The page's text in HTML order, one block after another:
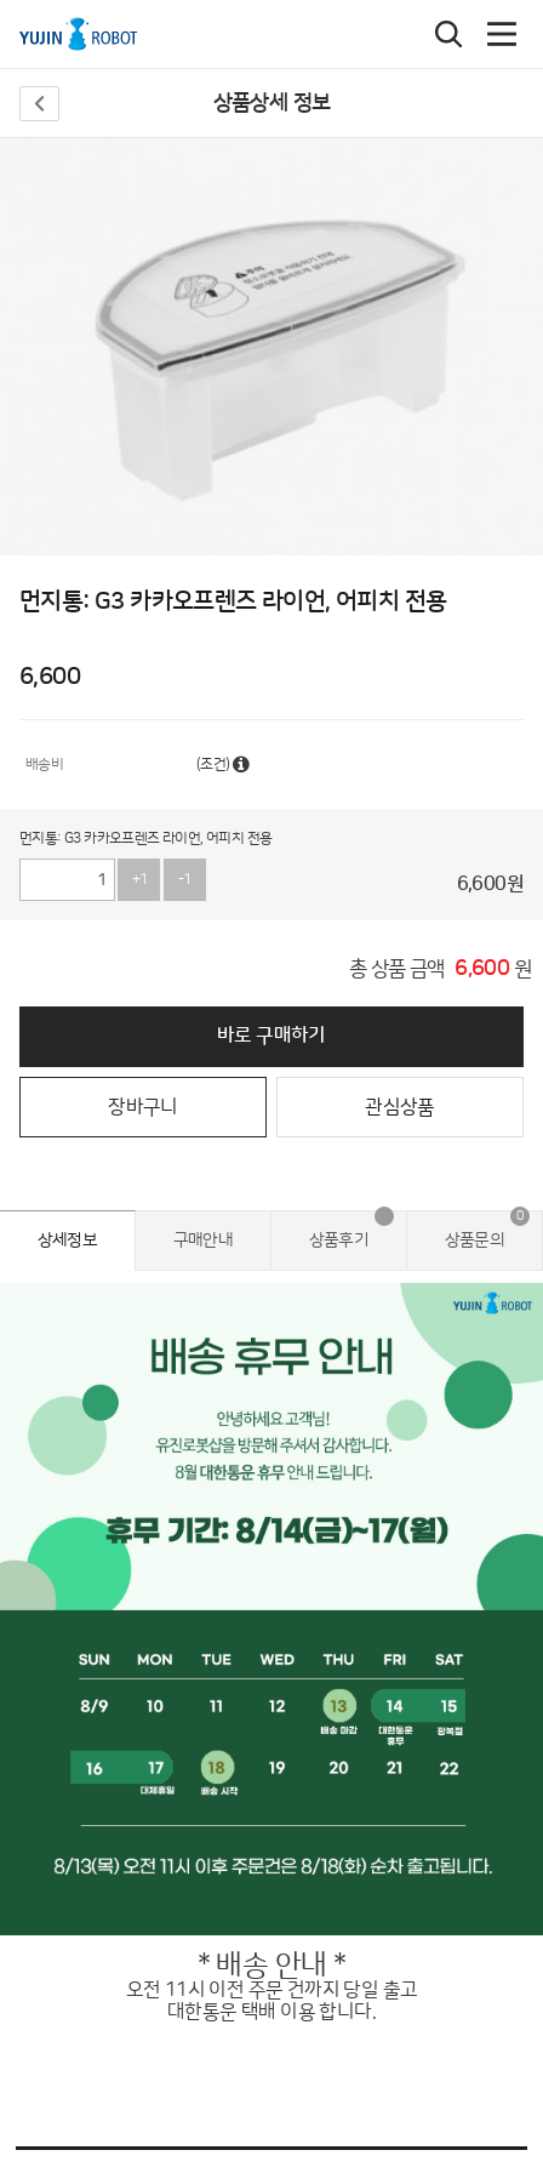
상품상세 정보
먼지통: G3 카카오프렌즈 라이언, 어피치 전용
6,600
배송비 (조건)
먼지통: G3 카카오프렌즈 라이언, 어피치 전용
+1 -1 6,600원
총 상품 금액 6,600 원
바로 구매하기
장바구니 관심상품
상세정보 구매안내 상품후기 상품문의
0
* 배송 안내 *
오전 11시 이전 주문 건까지 당일 출고
대한통운 택배 이용 합니다.